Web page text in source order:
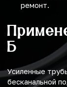
ремонт.
Б
Усиленные
бесканальной